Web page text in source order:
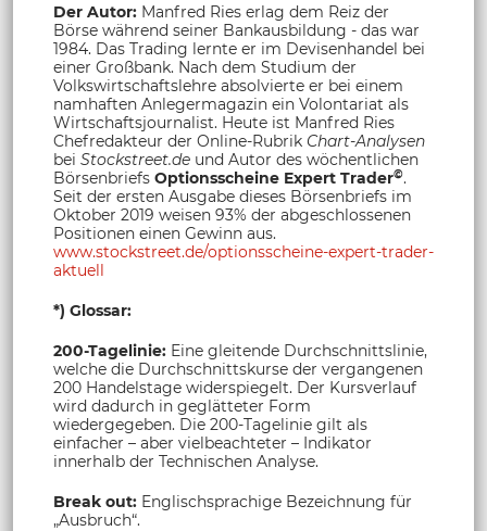
Der Autor: Manfred Ries erlag dem Reiz der
Börse während seiner Bankausbildung - das war
1984. Das Trading lernte er im Devisenhandel bei
einer Großbank. Nach dem Studium der
Volkswirtschaftslehre absolvierte er bei einem
namhaften Anlegermagazin ein Volontariat als
Wirtschaftsjournalist. Heute ist Manfred Ries
Chefredakteur der Online-Rubrik Chart-Analysen
bei Stockstreet.de und Autor des wöchentlichen
Börsenbriefs Optionsscheine Expert Trader©.
Seit der ersten Ausgabe dieses Börsenbriefs im
Oktober 2019 weisen 93% der abgeschlossenen
Positionen einen Gewinn aus.
www.stockstreet.de/optionsscheine-expert-trader-
aktuell
*) Glossar:
200-Tagelinie: Eine gleitende Durchschnittslinie,
welche die Durchschnittskurse der vergangenen
200 Handelstage widerspiegelt. Der Kursverlauf
wird dadurch in geglätteter Form
wiedergegeben. Die 200-Tagelinie gilt als
einfacher – aber vielbeachteter – Indikator
innerhalb der Technischen Analyse.
Break out: Englischsprachige Bezeichnung für
„Ausbruch“.